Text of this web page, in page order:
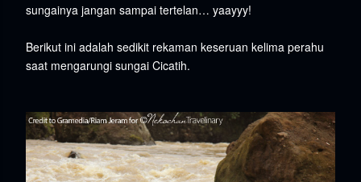
sungainya jangan sampai tertelan… yaayyy!
Berikut ini adalah sedikit rekaman keseruan kelima perahu
saat mengarungi sungai Cicatih.